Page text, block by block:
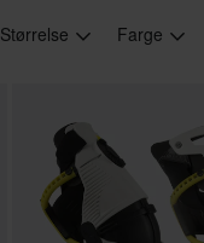
Størrelse Farge